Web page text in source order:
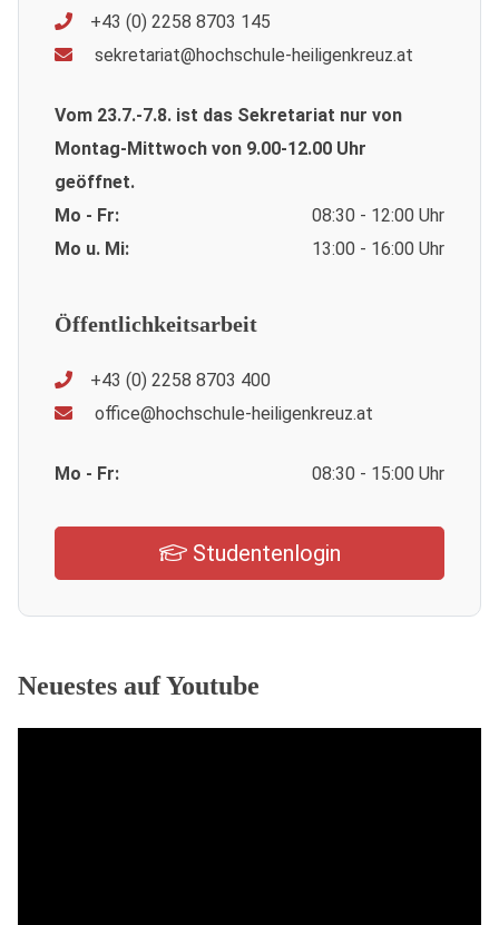
+43 (0) 2258 8703 145
sekretariat@hochschule-heiligenkreuz.at
Vom 23.7.-7.8. ist das Sekretariat nur von
Montag-Mittwoch von 9.00-12.00 Uhr
geöffnet.
Mo - Fr:
08:30 - 12:00 Uhr
Mo u. Mi:
13:00 - 16:00 Uhr
Öffentlichkeitsarbeit
+43 (0) 2258 8703 400
office@hochschule-heiligenkreuz.at
Mo - Fr: 08:30 - 15:00 Uhr
Studentenlogin
Neuestes auf Youtube